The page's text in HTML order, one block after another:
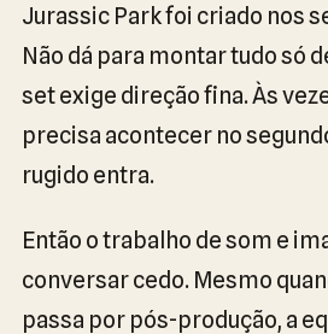
Jurassic Park foi criado nos
Não dá para montar tudo só
set exige direção fina. Às
precisa acontecer no
rugido entra.
Então o trabalho de som e
conversar cedo. Mesmo
passa por pós-produção, a